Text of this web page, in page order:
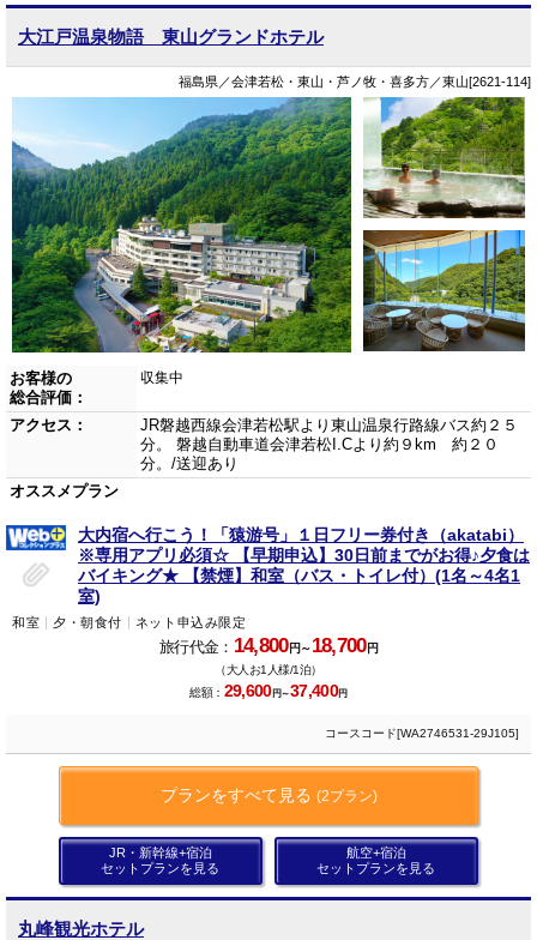
大江戸温泉物語 東山グランドホテル
福島県／会津若松・東山・芦ノ牧・喜多方／東山[2621-114]
お客様の
総合評価：
収集中
アクセス：
JR磐越西線会津若松駅より東山温泉行路線バス約２５
分。 磐越自動車道会津若松I.Cより約９km 約２０
分。/送迎あり
オススメプラン
大内宿へ行こう！「猿游号」１日フリー券付き（akatabi）
※専用アプリ必須☆ 【早期申込】30日前までがお得♪夕食は
バイキング★ 【禁煙】和室（バス・トイレ付）(1名～4名1
室)
和室 夕・朝食付 ネット申込み限定
旅行代金： 14,800円～18,700円
（大人お1人様/1泊）
総額： 29,600円～37,400円
コースコード[WA2746531-29J105]
プランをすべて見る (2プラン)
JR・新幹線+宿泊
セットプランを見る
航空+宿泊
セットプランを見る
丸峰観光ホテル